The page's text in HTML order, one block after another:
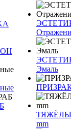
Эмаль
mm